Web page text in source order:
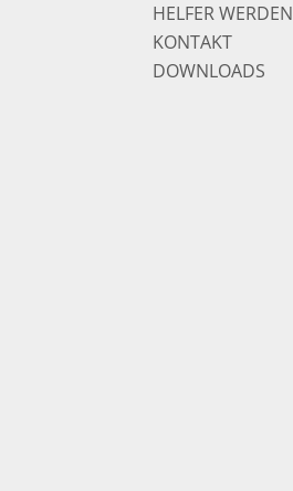
HELFER WERDEN
KONTAKT
DOWNLOADS